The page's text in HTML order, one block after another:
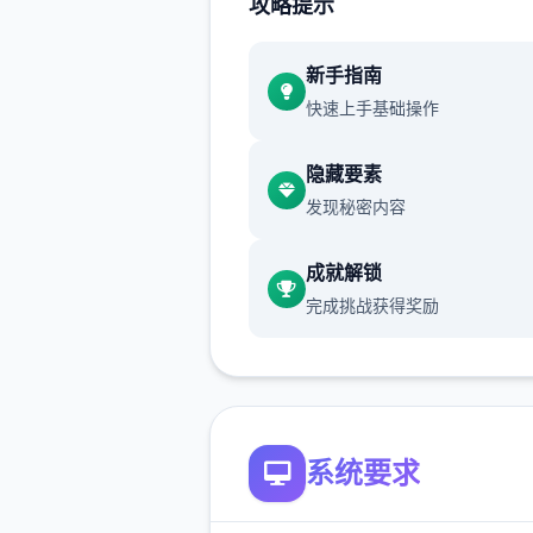
新增chuang戏功可
正在面许按步行床戏教学术毕
体育仓库依然有保健室均可触
装
锁，但为法便进度报告版体将
调整为就员同级≥10时开展放
现在可以凭剃刀本身由修剪毛
该功能其实早已开发解决，但
添增加及UI中，此前没有法在
竞技中采用。
攻略提示
新手指南
快速上手基础操作
隐藏要素
发现秘密内容
成就解锁
完成挑战获得奖励
系统要求